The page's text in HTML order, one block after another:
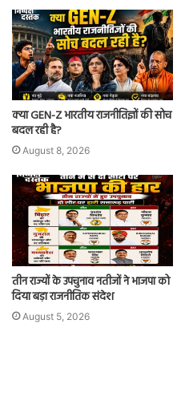
क्या GEN-Z भारतीय राजनीतिज्ञों की सोच
बदल रही है?
August 8, 2026
तीन राज्यों के उपचुनाव नतीजों ने भाजपा को
दिया बड़ा राजनीतिक संदेश
August 5, 2026